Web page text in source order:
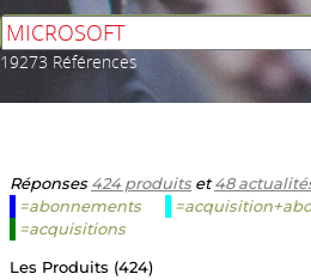
19273 Références
Réponses424 produitset48
=abonnements
=acquisitions
Les Produits (424)